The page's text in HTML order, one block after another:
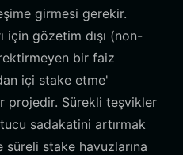
girmesi gerekir.
için gözetim dışı (non-
bir faiz
içi stake etme'
projedir. Sürekli teşvikler
sadakatini artırmak
süreli stake havuzlarına